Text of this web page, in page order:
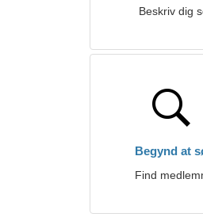
Beskriv dig
Begynd at
Find